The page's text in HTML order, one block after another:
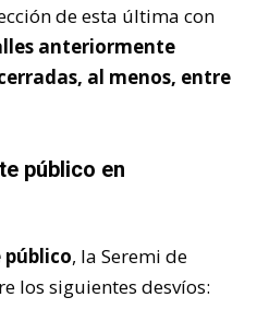
de esta última con
anteriormente
al menos, entre
público en
, la Seremi de
los siguientes desvíos: